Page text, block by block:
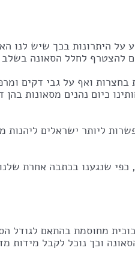
היתרונות בכך שיש לנו
להצטרף לחלל הסאונה
ואף על גבי דקים
כיום נהנים מסאונות
ליותר ישראלים
כפי שנגענו בכתבה אחרת
מחוסמת בהתאם
וכך נוכל לקבל מידות